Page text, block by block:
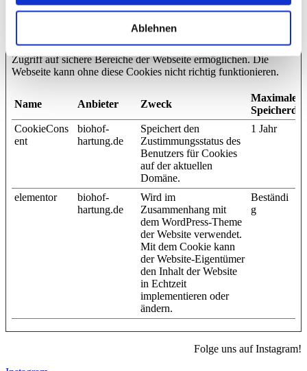
Ablehnen
Notwendig (2)
Notwendige Cookies helfen dabei, eine Webseite nutzbar zu
machen, indem sie Grundfunktionen wie Seitennavigation und
Zugriff auf sichere Bereiche der Webseite ermöglichen. Die
Webseite kann ohne diese Cookies nicht richtig funktionieren.
Name Anbieter Zweck
Maximale
CookieCons
ent
biohof-
hartung.de
Speichert den
Zustimmungsstatus des
Benutzers für Cookies
auf der aktuellen
Domäne.
1 Jahr
elementor
biohof-
hartung.de
Wird im
Zusammenhang mit
dem WordPress-Theme
der Website verwendet.
Mit dem Cookie kann
der Website-Eigentümer
den Inhalt der Website
in Echtzeit
implementieren oder
ändern.
Beständi
g
Folge uns auf Instagram!